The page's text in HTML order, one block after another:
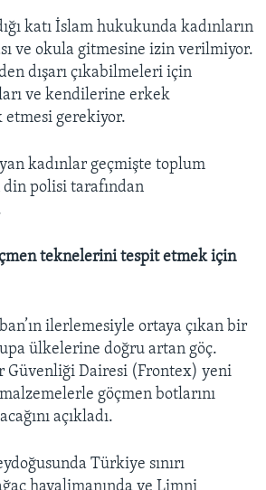
katı İslam hukukunda kadınların
ve okula gitmesine izin verilmiyor.
dışarı çıkabilmeleri için
ve kendilerine erkek
etmesi gerekiyor.
kadınlar geçmişte toplum
din polisi tarafından
teknelerini tespit etmek için
ilerlemesiyle ortaya çıkan bir
ülkelerine doğru artan göç.
Güvenliği Dairesi (Frontex) yeni
göçmen botlarını
açıkladı.
Türkiye sınırı